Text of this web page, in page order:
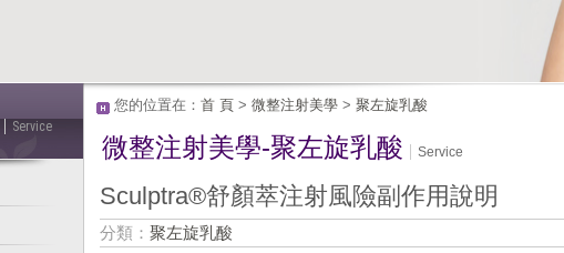
Service
您的位置在： 首 頁 > 微整注射美學 > 聚左旋乳酸
微整注射美學-聚左旋乳酸 Service
Sculptra®舒顏萃注射風險副作用說明
分類： 聚左旋乳酸